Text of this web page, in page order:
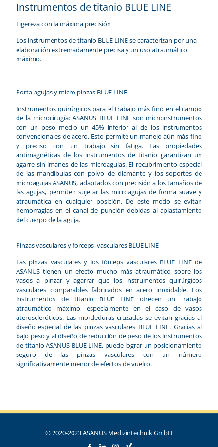
Instrumentos de titanio BLUE LINE
Ligereza con la máxima precisión
Los instrumentos de titanio BLUE LINE se caracterizan por una
elaboración extremadamente precisa y un uso atraumático
máximo.
Porta-agujas y micro pinzas BLUE LINE
Instrumentos quirúrgicos para el trabajo más fino en el campo
de la microcirugía: ASANUS BLUE LINE son microinstrumentos
con un peso medio un 45% inferior al de los instrumentos
convencionales de acero. Esto permite un manejo aún más fino
y preciso con un trabajo sin fatiga. Las propiedades
antimagnéticas de los instrumentos de titanio garantizan un
agarre sin imanes de las microagujas. El recubrimiento especial
de las mandíbulas con polvo de diamante y los soportes de
microagujas ASANUS, adaptados con precisión a los tamaños de
las agujas, permiten sujetar las microagujas de forma suave y
atraumática en cualquier posición. De este modo se evitan
hemorragias en el canal de punción debidas al aplastamiento
del cuerpo de la aguja.
Pinzas vasculares y forceps vasculares BLUE LINE
Las pinzas vasculares y los fórceps vasculares BLUE LINE de
ASANUS tienen un efecto mucho más atraumático sobre los
vasos a pinzar y agarrar que los instrumentos quirúrgicos
vasculares comparables fabricados en acero inoxidable. Los
instrumentos de titanio BLUE LINE ofrecen un trabajo
atraumático máximo, especialmente en el caso de vasos
ateroscleróticos. Las mordeduras cruzadas se evitan gracias al
diseño especial de las pinzas vasculares BLUE LINE. Gracias al
bajo peso y al diseño de reducción de peso de los instrumentos
de titanio ASANUS BLUE LINE, puede lograr un posicionamiento
seguro de las pinzas vasculares con un número
significativamente menor de efectos de vuelco.
© 2020-2023 ASANUS Medizintechnik GmbH